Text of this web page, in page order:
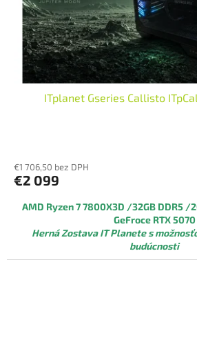
ITplanet Gseries Callisto
€1 706,50 bez DPH
€2 099
AMD Ryzen 7 7800X3D /32GB DDR5 /
GeFroce RTX 5070
Herná Zostava IT Planete s
budúcnosti